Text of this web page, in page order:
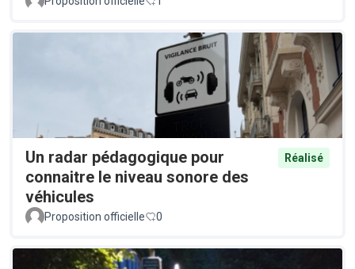
Un radar pédagogique pour
connaitre le niveau sonore des
véhicules
Réalisé
Proposition officielle 0